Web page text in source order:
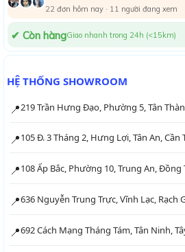
22 đơn hôm nay · 14 người đang xem
✔ Còn hàngGiao nhanh trong 24h (<15km)
HỆ THỐNG SHOWROOM
📍219 Trần Hưng Đạo, Phường 5, Tân
📍105 Đ. 3 Tháng 2, Hưng Lợi, Tân An, Cần
📍108 Ấp Bắc, Phường 10, Trung An, Đồng
📍636 Nguyễn Trung Trực, Vĩnh Lạc, Rạch
📍692 Cách Mạng Tháng Tám, Tân Ninh,